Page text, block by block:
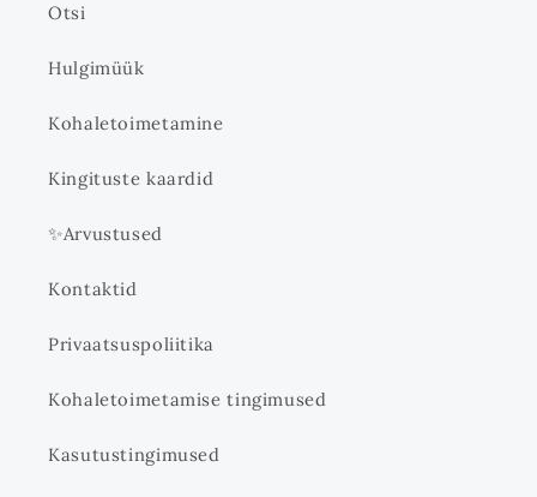
Otsi
Hulgimüük
Kohaletoimetamine
Kingituste kaardid
✨Arvustused
Kontaktid
Privaatsuspoliitika
Kohaletoimetamise tingimused
Kasutustingimused